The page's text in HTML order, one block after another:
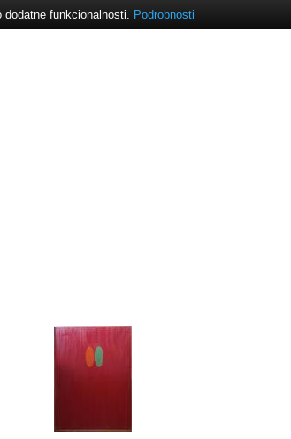
funkcionalnosti. Podrobnosti